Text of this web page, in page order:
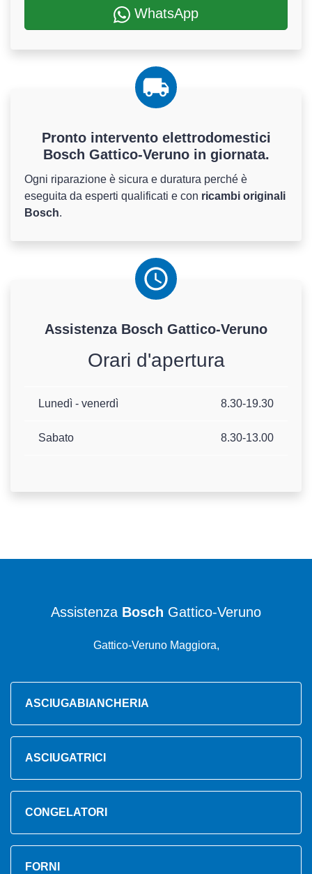
WhatsApp
Pronto intervento elettrodomestici
Bosch Gattico-Veruno in giornata.
Ogni riparazione è sicura e duratura perché è
eseguita da esperti qualificati e con ricambi originali
Bosch.
Assistenza Bosch Gattico-Veruno
Orari d'apertura
Lunedì - venerdì 8.30-19.30
Sabato 8.30-13.00
Assistenza Bosch Gattico-Veruno
Gattico-Veruno Maggiora,
ASCIUGABIANCHERIA
ASCIUGATRICI
CONGELATORI
FORNI